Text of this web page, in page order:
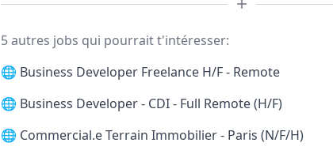
5 autres jobs qui pourrait t'intéresser:
🌐 Business Developer Freelance H/F - Remote
🌐 Business Developer - CDI - Full Remote (H/F)
🌐 Commercial.e Terrain Immobilier - Paris (N/F/H)